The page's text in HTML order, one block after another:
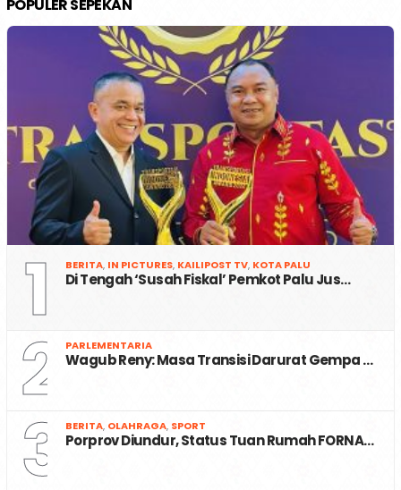
POPULER SEPEKAN
1 BERITA, IN PICTURES, KAILIPOST TV, KOTA PALU
Di Tengah ‘Susah Fiskal’ Pemkot Palu Jus…
2 PARLEMENTARIA
Wagub Reny: Masa Transisi Darurat Gempa …
3 BERITA, OLAHRAGA, SPORT
Porprov Diundur, Status Tuan Rumah FORNA…